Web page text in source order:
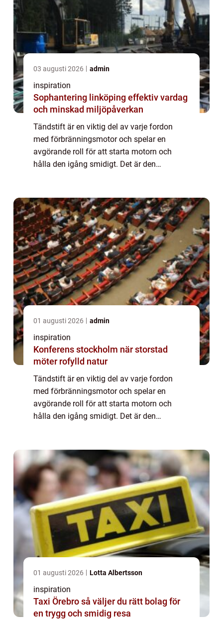
03 augusti 2026 admin
inspiration
Sophantering linköping effektiv vardag
och minskad miljöpåverkan
Tändstift är en viktig del av varje fordon
med förbränningsmotor och spelar en
avgörande roll för att starta motorn och
hålla den igång smidigt. Det är den
01 augusti 2026 admin
inspiration
Konferens stockholm när storstad
möter rofylld natur
Tändstift är en viktig del av varje fordon
med förbränningsmotor och spelar en
avgörande roll för att starta motorn och
hålla den igång smidigt. Det är den
01 augusti 2026 Lotta Albertsson
inspiration
Taxi Örebro så väljer du rätt bolag för
en trygg och smidig resa